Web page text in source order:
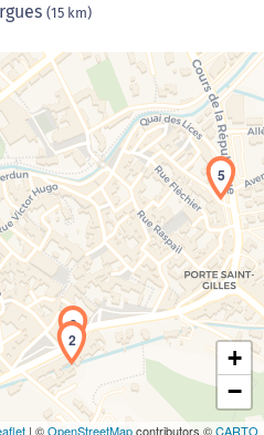
(15 km)
de la carte en cours...
2
3
5
+
−
| ©OpenStreetMapcontributors ©CARTO